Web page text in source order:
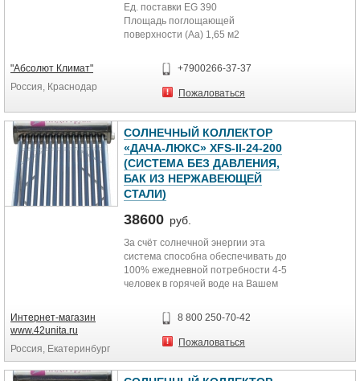
Ед. поставки EG 390
Площадь поглощающей
поверхности (Aa) 1,65 м2
0,76/1,41/0,003
Размер (высота) 70 мм
Размер (ширина) 1700 мм
Вес нетто, кг 40
Вес брутто, кг 40
Объём упаковки товара, м3
0,172304
"Абсолют Климат"
Россия, Краснодар
+7900266-37-37
Пожаловаться
СОЛНЕЧНЫЙ КОЛЛЕКТОР
«ДАЧА-ЛЮКС» XFS-II-24-200
(СИСТЕМА БЕЗ ДАВЛЕНИЯ,
БАК ИЗ НЕРЖАВЕЮЩЕЙ
СТАЛИ)
38600 руб.
За счёт солнечной энергии эта
система способна обеспечивать до
100% ежедневной потребности 4-5
человек в горячей воде на Вашем
коллектор система без давления.
Серия "ЛЮКС" - бак из
нержавеющей стали
Интернет-магазин
www.42unita.ru
Россия, Екатеринбург
8 800 250-70-42
Пожаловаться